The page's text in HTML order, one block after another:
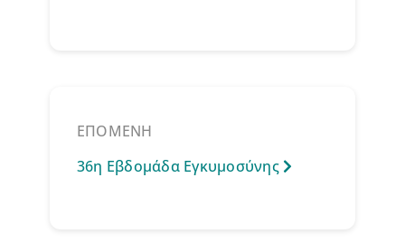
ΕΠΟΜΕΝΗ
36η Εβδομάδα Εγκυμοσύνης